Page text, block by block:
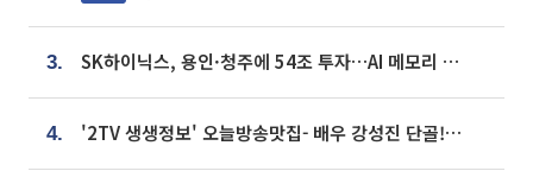
3. SK하이닉스, 용인·청주에 54조 투자…AI 메모리 생산기지 키운다
4. '2TV 생생정보' 오늘방송맛집- 배우 강성진 단골! 쌀국수ㆍ푸팟퐁 커리 맛집 '블○○○'